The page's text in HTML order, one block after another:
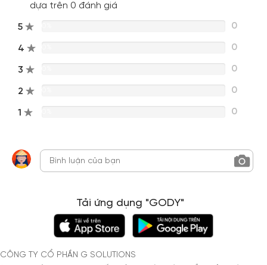
dựa trên 0 đánh giá
5 0
4 0
3 0
2 0
1 0
Tải ứng dụng "GODY"
CÔNG TY CỔ PHẦN G SOLUTIONS